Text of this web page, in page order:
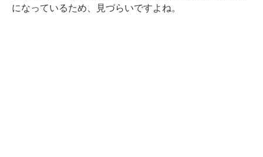
になっているため、見づらいですよね。